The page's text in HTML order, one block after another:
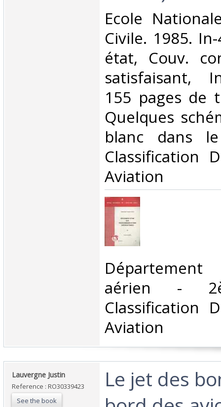
‎Ecole
Civile. 1985.
état, Couv.
satisfaisant,
155 pages de
Quelques
blanc dans
Classification
Aviation‎
aérien -
Classification
Aviation‎
‎Lauvergne Justin‎
Reference : RO30339423
See the book
‎Le jet des